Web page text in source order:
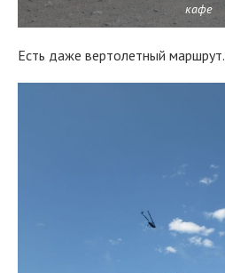
кафе
Есть даже вертолетный маршрут.